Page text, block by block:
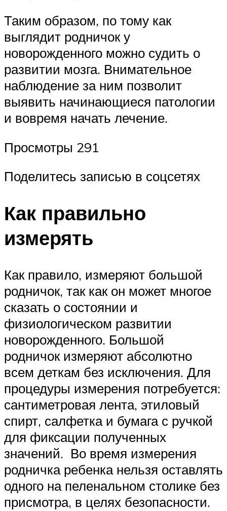
Таким образом, по тому как
выглядит родничок у
новорожденного можно судить о
развитии мозга. Внимательное
наблюдение за ним позволит
выявить начинающиеся патологии
и вовремя начать лечение.
Просмотры 291
Поделитесь записью в соцсетях
Как правильно
измерять
Как правило, измеряют большой
родничок, так как он может многое
сказать о состоянии и
физиологическом развитии
новорожденного. Большой
родничок измеряют абсолютно
всем деткам без исключения. Для
процедуры измерения потребуется:
сантиметровая лента, этиловый
спирт, салфетка и бумага с ручкой
для фиксации полученных
значений. Во время измерения
родничка ребенка нельзя оставлять
одного на пеленальном столике без
присмотра, в целях безопасности.